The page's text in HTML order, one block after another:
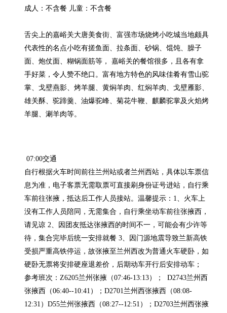
成人：不含餐 儿童：不含餐
舌尖上的嘉峪关大唐美食街、富强市场烧烤小吃城当地颇具
代表性的名点小吃有搓鱼面、拉条面、砂锅、馄饨、臊子
面、炮仗面、糊锅面筋等， 嘉峪关的餐馆很多，且各有拿
手好菜，令人赞不绝口。富有地方特色的风味佳肴有雪山驼
掌、戈壁燕影、烤羊腿、黄焖羊肉、红焖羊肉、戈壁雁影、
雄关酥、驼蹄羹、油爆驼峰、菊花牛鞭、麒麟驼掌及火焰烤
07:00交通
自行根据火车时间前往兰州站或者兰州西站，具体以车票信
息为准，电子客票无需取票可直接刷身份证号进站，自行乘
车前往张掖，抵达后工作人员接站。温馨提示：1、火车上
没有工作人员陪同，无需集合，自行乘坐动车前往张掖西，
请见谅 2、因团友抵达张掖西的时间不一，可能会有少许等
待，集合完毕后统一安排就餐 3、因门源地震导致兰新高铁
受损严重高铁停运，故张掖至兰州西改为普通火车硬卧，如
硬卧无票将安排硬座退差价，后期动车开行后安排动车；
参考班次：Z6205兰州张掖（07:46-13:13）；  D2743兰州西
张掖西（06:40--10:41）；D2701兰州西张掖西（08:08-
12:31）D55兰州张掖西（08:27--12:51）；D2703兰州西张掖